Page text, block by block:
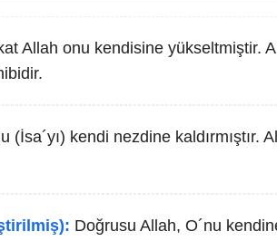
Allah onu kendisine yükseltmiştir.
(İsa´yı) kendi nezdine kaldırmıştır.
Doğrusu Allah, O´nu